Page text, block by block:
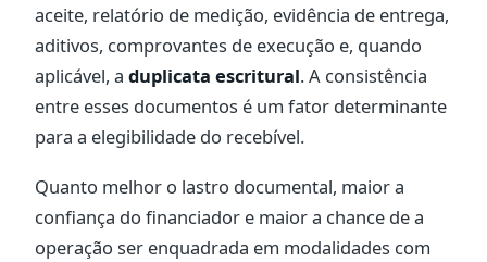
aceite, relatório de medição, evidência de entrega,
aditivos, comprovantes de execução e, quando
aplicável, a duplicata escritural. A consistência
entre esses documentos é um fator determinante
para a elegibilidade do recebível.
Quanto melhor o lastro documental, maior a
confiança do financiador e maior a chance de a
operação ser enquadrada em modalidades com